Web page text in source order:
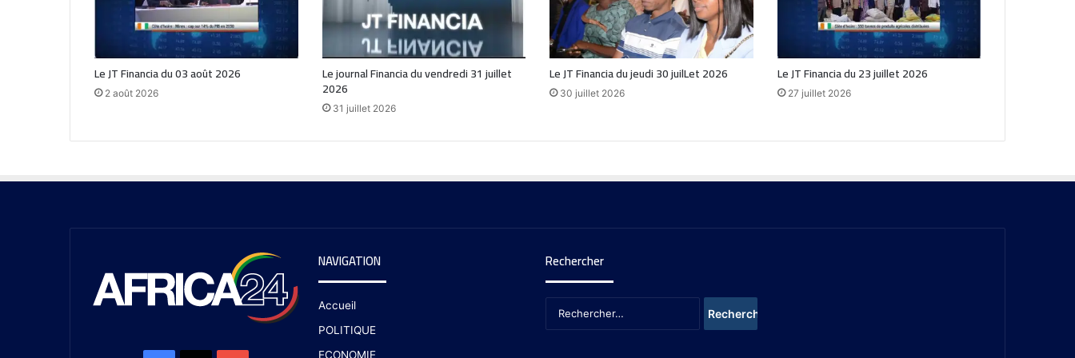
Le JT Financia du 03 août 2026
2 août 2026
Le journal Financia du vendredi 31 juillet
2026
31 juillet 2026
Le JT Financia du jeudi 30 juilLet 2026
30 juillet 2026
Le JT Financia du 23 juillet 2026
27 juillet 2026
NAVIGATION
Accueil
POLITIQUE
ECONOMIE
Rechercher